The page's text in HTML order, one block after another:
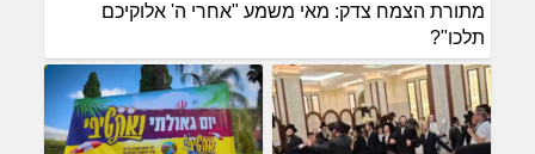
מתורת הצמח צדק: מאי משמע "אחרי ה' אלוקיכם
תלכו"?